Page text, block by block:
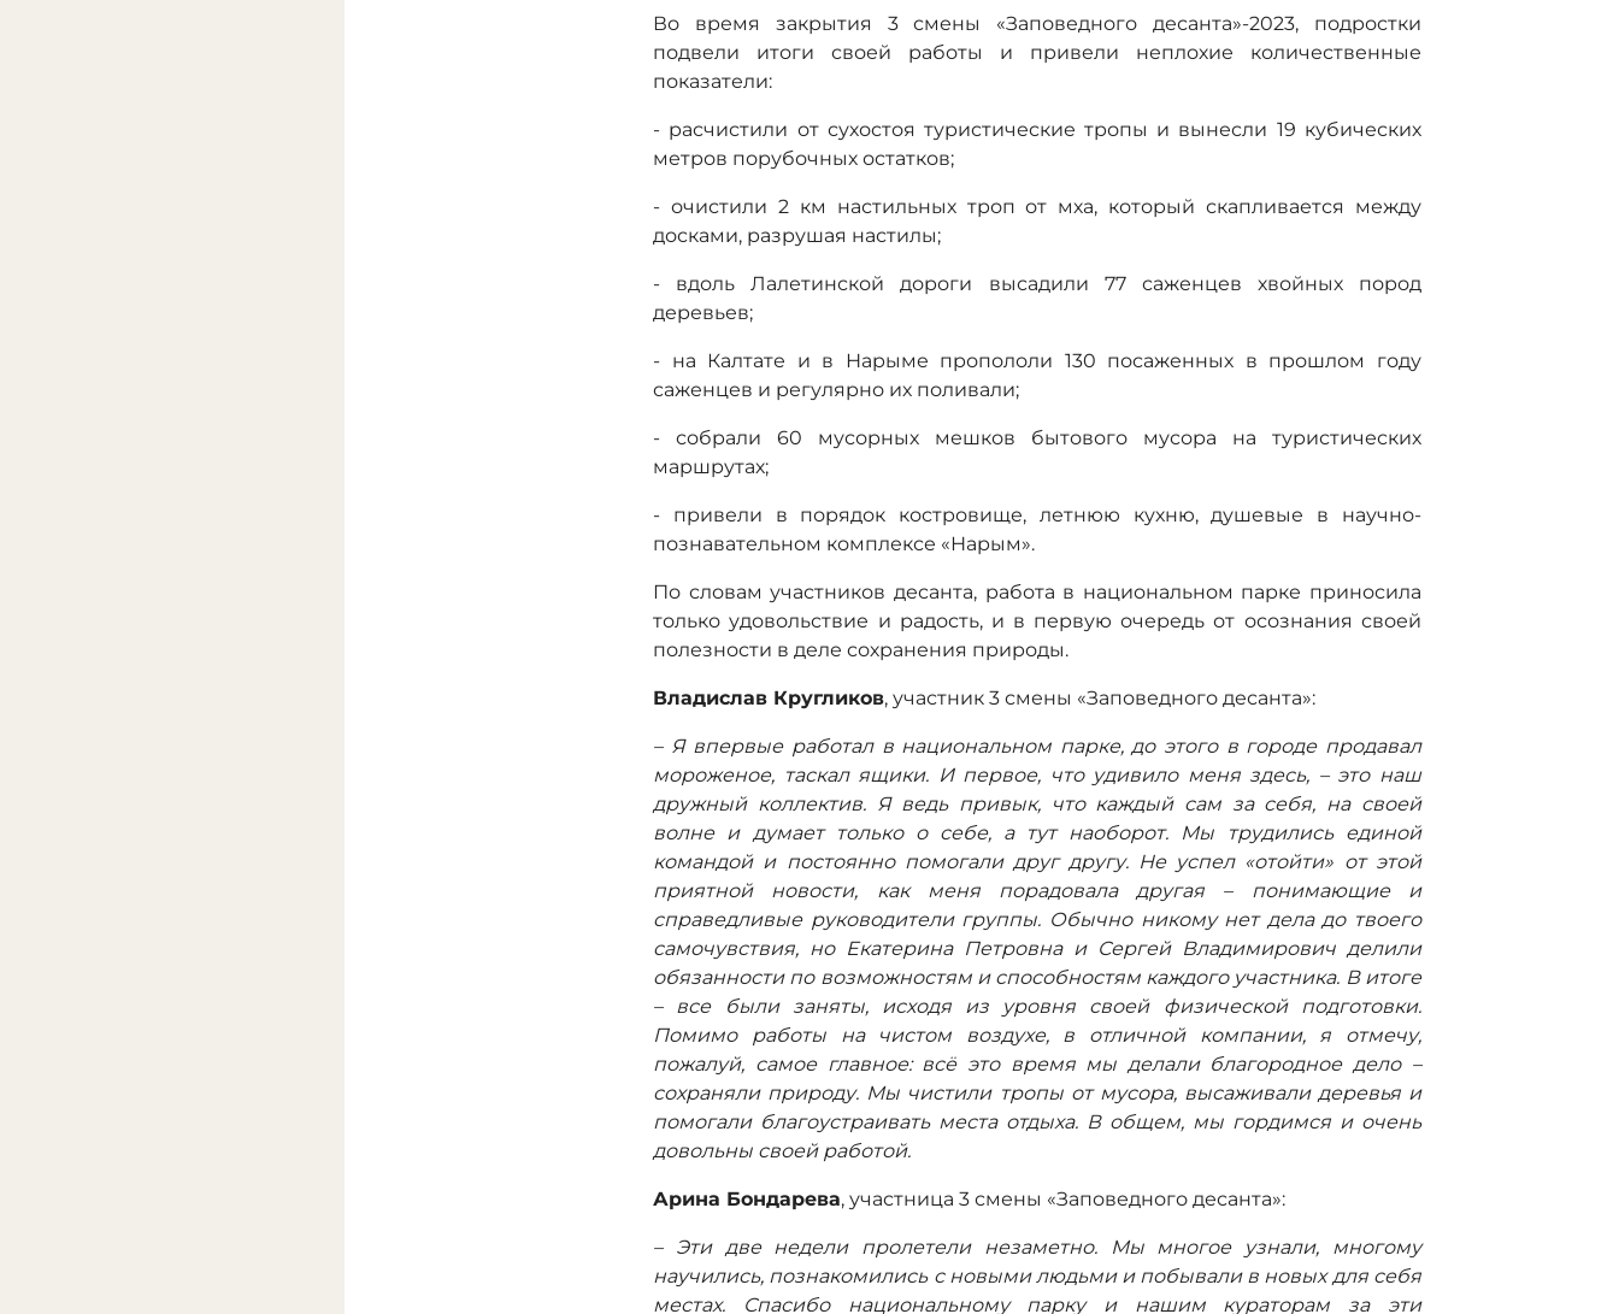
Во время закрытия 3 смены «Заповедного десанта»-2023, подростки
подвели итоги своей работы и привели неплохие количественные
показатели:
- расчистили от сухостоя туристические тропы и вынесли 19 кубических
метров порубочных остатков;
- очистили 2 км настильных троп от мха, который скапливается между
досками, разрушая настилы;
- вдоль Лалетинской дороги высадили 77 саженцев хвойных пород
деревьев;
- на Калтате и в Нарыме пропололи 130 посаженных в прошлом году
саженцев и регулярно их поливали;
- собрали 60 мусорных мешков бытового мусора на туристических
маршрутах;
- привели в порядок костровище, летнюю кухню, душевые в научно-
познавательном комплексе «Нарым».
По словам участников десанта, работа в национальном парке приносила
только удовольствие и радость, и в первую очередь от осознания своей
полезности в деле сохранения природы.
Владислав Кругликов, участник 3 смены «Заповедного десанта»:
– Я впервые работал в национальном парке, до этого в городе продавал
мороженое, таскал ящики. И первое, что удивило меня здесь, – это наш
дружный коллектив. Я ведь привык, что каждый сам за себя, на своей
волне и думает только о себе, а тут наоборот. Мы трудились единой
командой и постоянно помогали друг другу. Не успел «отойти» от этой
приятной новости, как меня порадовала другая – понимающие и
справедливые руководители группы. Обычно никому нет дела до твоего
самочувствия, но Екатерина Петровна и Сергей Владимирович делили
обязанности по возможностям и способностям каждого участника. В итоге
– все были заняты, исходя из уровня своей физической подготовки.
Помимо работы на чистом воздухе, в отличной компании, я отмечу,
пожалуй, самое главное: всё это время мы делали благородное дело –
сохраняли природу. Мы чистили тропы от мусора, высаживали деревья и
помогали благоустраивать места отдыха. В общем, мы гордимся и очень
довольны своей работой.
Арина Бондарева, участница 3 смены «Заповедного десанта»:
– Эти две недели пролетели незаметно. Мы многое узнали, многому
научились, познакомились с новыми людьми и побывали в новых для себя
местах. Спасибо национальному парку и нашим кураторам за эти